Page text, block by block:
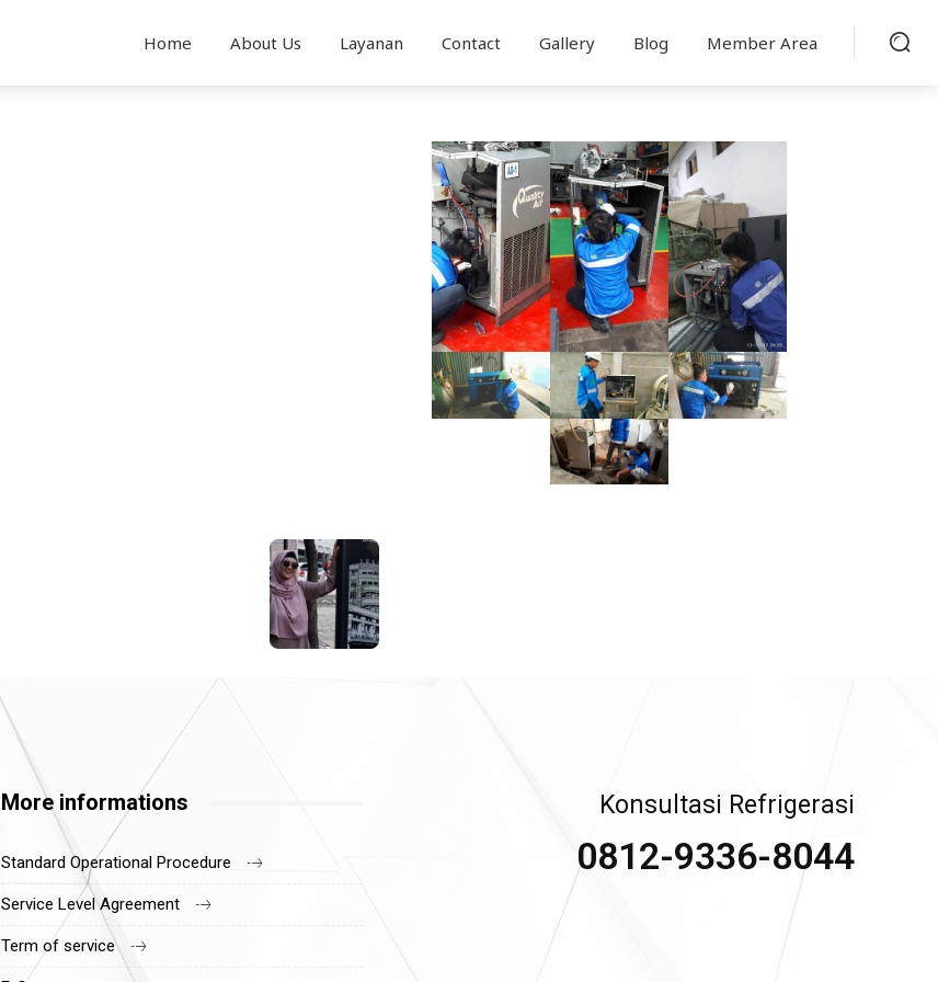
Home About Us Layanan Contact Gallery Blog Member Area
More informations
Standard Operational Procedure
Service Level Agreement
Term of service
Konsultasi Refrigerasi
0812-9336-8044